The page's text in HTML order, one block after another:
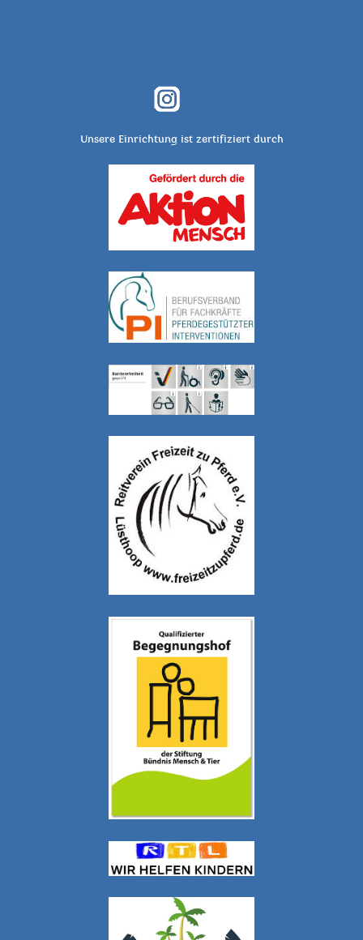
Unsere Einrichtung ist zertifiziert durch